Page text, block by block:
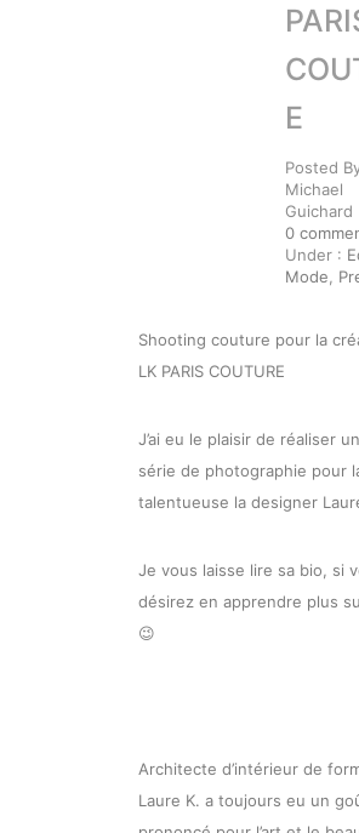
E
Posted
Michael
Guichard
0
Under :
Mode
Shooting couture pour la
LK PARIS COUTURE
J’ai eu le plaisir de réaliser
série de photographie pour
talentueuse la designer
Je vous laisse lire sa bio, si
désirez en apprendre plus
😉
Architecte d’intérieur de
Laure K. a toujours eu un